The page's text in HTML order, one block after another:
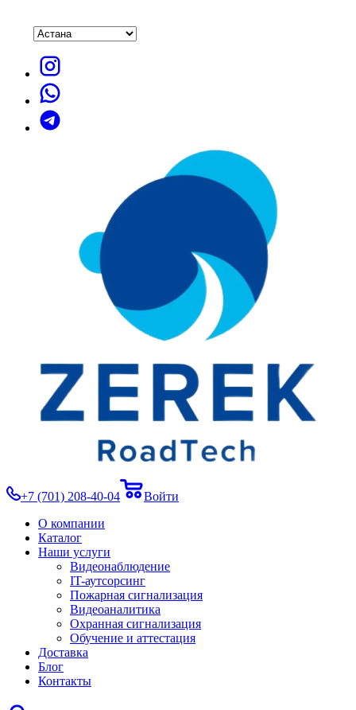
+7 (701) 208-40-04
Войти
О компании
Каталог
Наши услуги
Видеонаблюдение
IT-аутсорсинг
Пожарная сигнализация
Видеоаналитика
Охранная сигнализация
Обучение и аттестация
Доставка
Блог
Контакты